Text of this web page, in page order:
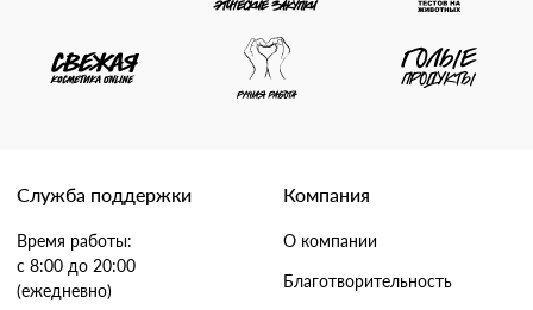
Служба поддержки
Время работы:
с 8:00 до 20:00
(ежедневно)
Компания
О компании
Благотворительность